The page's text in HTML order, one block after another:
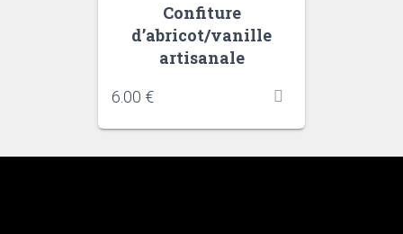
Confiture
d’abricot/vanille
artisanale
6.00 €